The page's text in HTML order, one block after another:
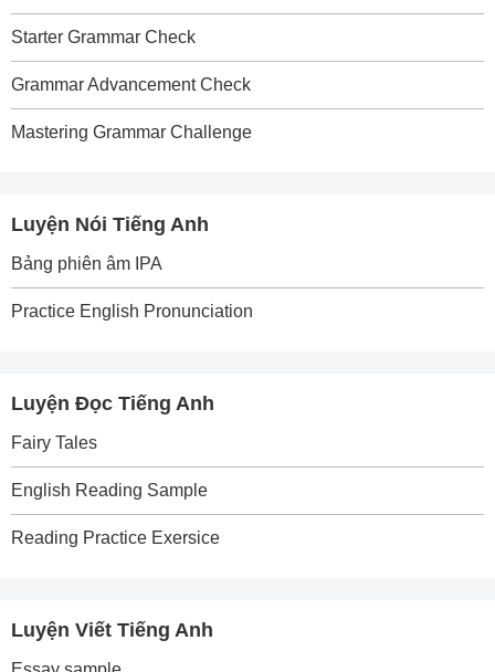
Starter Grammar Check
Grammar Advancement Check
Mastering Grammar Challenge
Luyện Nói Tiếng Anh
Bảng phiên âm IPA
Practice English Pronunciation
Luyện Đọc Tiếng Anh
Fairy Tales
English Reading Sample
Reading Practice Exersice
Luyện Viết Tiếng Anh